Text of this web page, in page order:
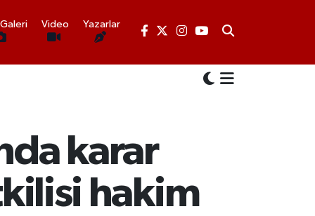
Video Yazarlar
karar
hakim